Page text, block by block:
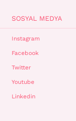
SOSYAL MEDYA
Instagram
Facebook
Twitter
Youtube
Linkedin